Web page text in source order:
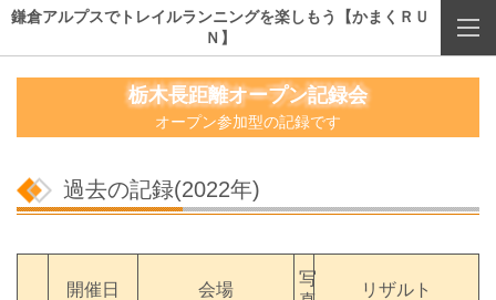
鎌倉アルプスでトレイルランニングを楽しもう【かまくＲＵ
Ｎ】
栃木長距離オープン記録会
オープン参加型の記録です
過去の記録(2022年)
開催日 会場
写
リザルト